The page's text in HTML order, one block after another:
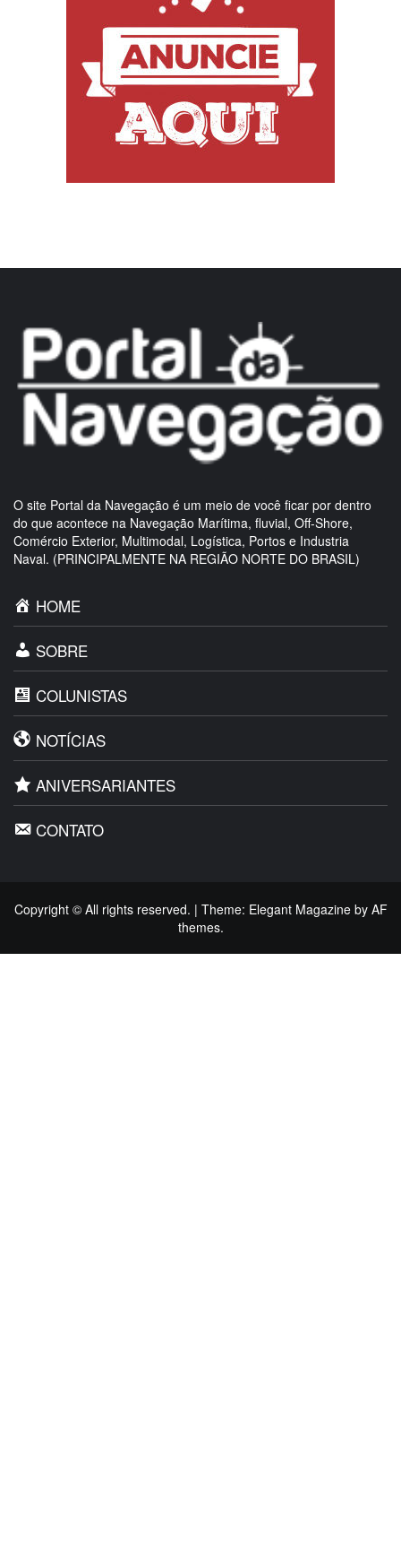
O site Portal da Navegação é um meio de você ficar por dentro
do que acontece na Navegação Marítima, fluvial, Off-Shore,
Comércio Exterior, Multimodal, Logística, Portos e Industria
Naval. (PRINCIPALMENTE NA REGIÃO NORTE DO BRASIL)
HOME
SOBRE
COLUNISTAS
NOTÍCIAS
ANIVERSARIANTES
CONTATO
Copyright © All rights reserved. | Theme: Elegant Magazineby AF
themes.